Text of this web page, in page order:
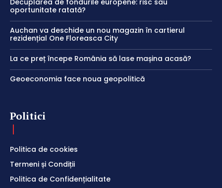
Decuplarea de fondurile europene: risc sau
oportunitate ratată?
Auchan va deschide un nou magazin în cartierul
rezidențial One Floreasca City
La ce preț începe România să lase mașina acasă?
Geoeconomia face noua geopolitică
Politici
Politica de cookies
Termeni și Condiții
Politica de Confidențialitate